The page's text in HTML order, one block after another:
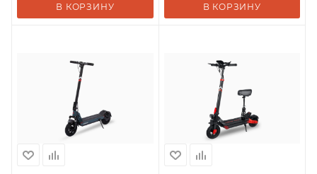
В КОРЗИНУ В КОРЗИНУ